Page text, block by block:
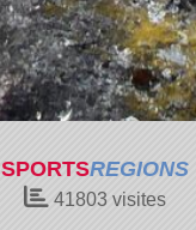
SPORTSREGIONS
41803visites